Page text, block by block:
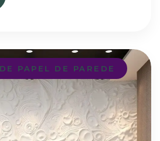
PAPEL DE PAREDE